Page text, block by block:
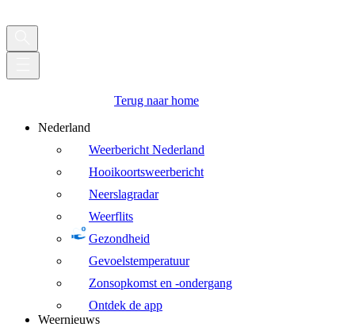
Terug naar home
Nederland
Weerbericht Nederland
Hooikoortsweerbericht
Neerslagradar
Weerflits
Gezondheid
Gevoelstemperatuur
Zonsopkomst en -ondergang
Ontdek de app
Weernieuws